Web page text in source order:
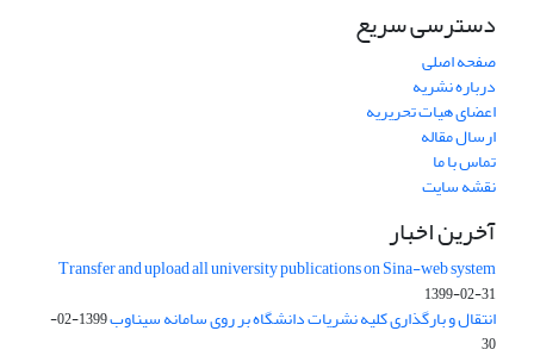
دسترسی سریع
صفحه اصلی
درباره نشریه
اعضای هیات تحریریه
ارسال مقاله
تماس با ما
نقشه سایت
آخرین اخبار
Transfer and upload all university publications on Sina-web system
1399-02-31
انتقال و بارگذاری کلیه نشریات دانشگاه بر روی سامانه سیناوب
1399-02-
30